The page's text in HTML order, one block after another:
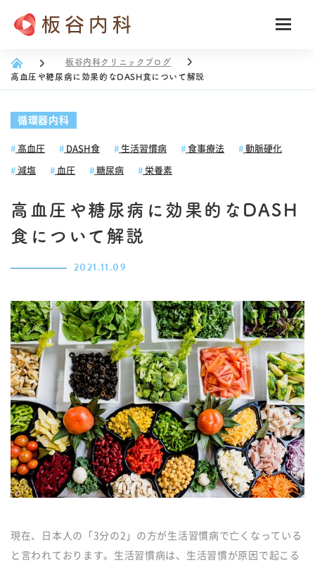
板谷内科クリニックブログ
高血圧や糖尿病に効果的なDASH食について解説
循環器内科
高血圧 DASH食 生活習慣病 食事療法 動脈硬化
減塩 血圧 糖尿病 栄養素
高血圧や糖尿病に効果的なDASH
食について解説
2021.11.09
現在、日本人の「3分の2」の方が生活習慣病で亡くなっている
と言われております。生活習慣病は、生活習慣が原因で起こる